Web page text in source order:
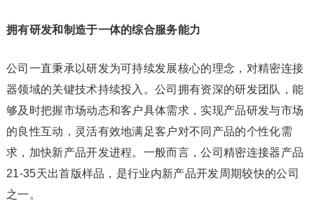
拥有研发和制造于一体的综合服务能力
公司一直秉承以研发为可持续发展核心的理念，对精密连接
器领域的关键技术持续投入。公司拥有资深的研发团队，能
够及时把握市场动态和客户具体需求，实现产品研发与市场
的良性互动，灵活有效地满足客户对不同产品的个性化需
求，加快新产品开发进程。一般而言，公司精密连接器产品
21-35天出首版样品，是行业内新产品开发周期较快的公司
之一。